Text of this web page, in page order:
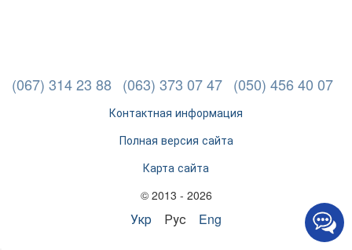
(067) 314 23 88 (063) 373 07 47 (050) 456 40 07
Контактная информация
Полная версия сайта
Карта сайта
© 2013 - 2026
Укр Рус Eng